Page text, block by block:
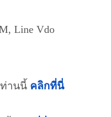
Line Vdo
านนี้ คลิกที่นี่